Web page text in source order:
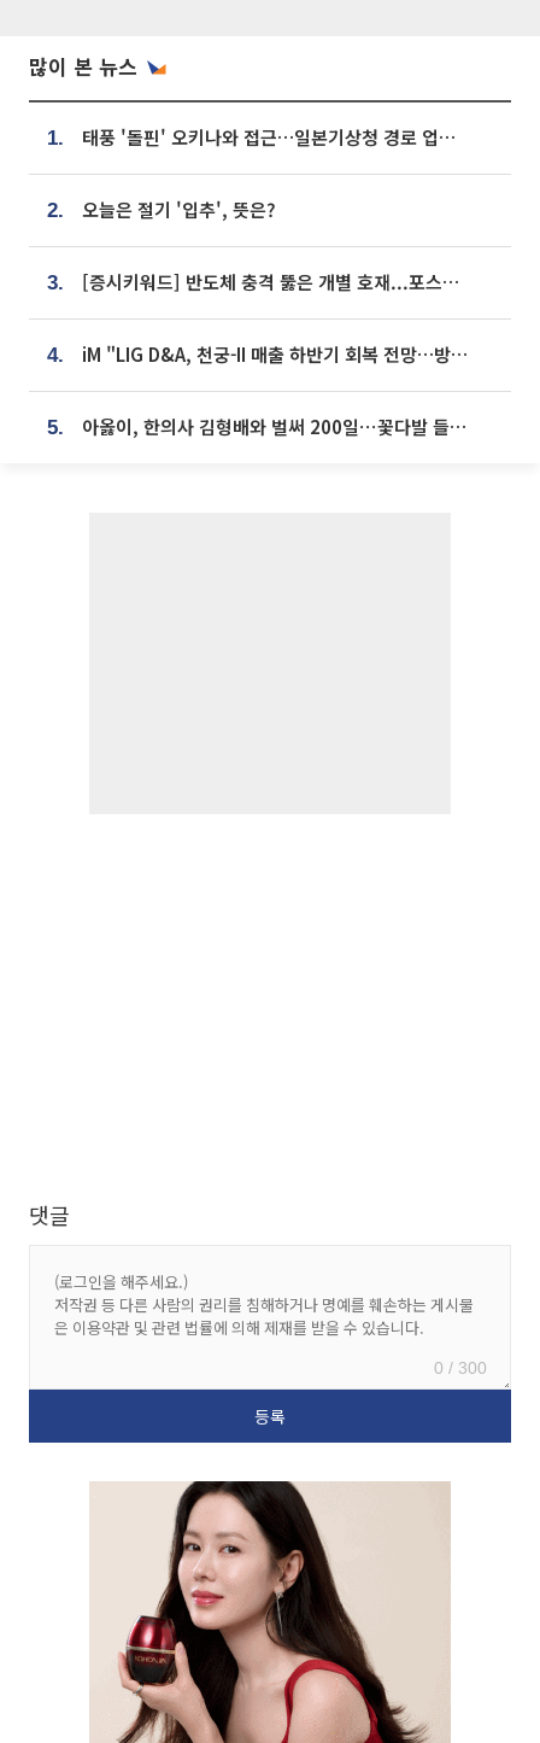
많이 본 뉴스
1. 태풍 '돌핀' 오키나와 접근…일본기상청 경로 업데이트
2. 오늘은 절기 '입추', 뜻은?
3. [증시키워드] 반도체 충격 뚫은 개별 호재...포스코퓨처엠·에코프로·한화솔루션 '눈길'
4. iM "LIG D&A, 천궁-II 매출 하반기 회복 전망…방산 톱픽 유지"
5. 아옳이, 한의사 김형배와 벌써 200일⋯꽃다발 들고 "프러포즈 아냐"
댓글
0 / 300